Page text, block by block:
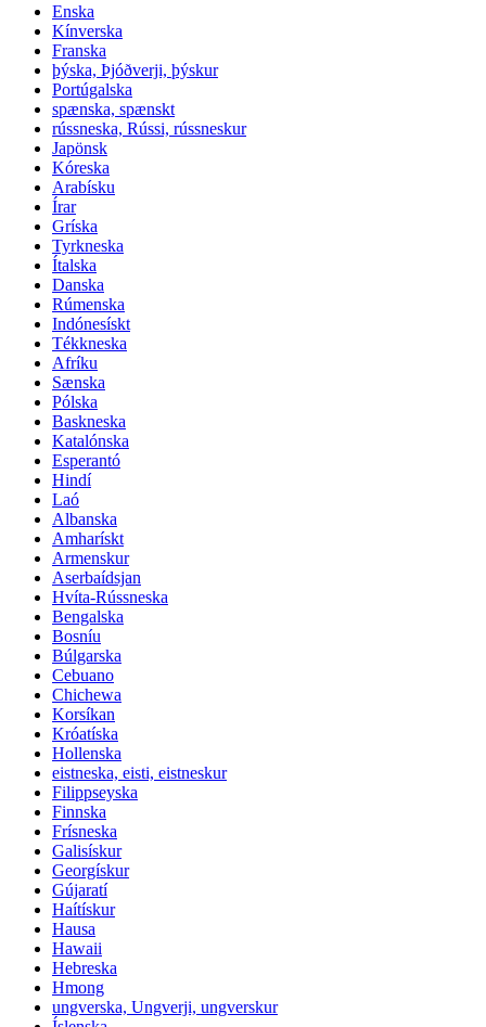
Enska
Kínverska
Franska
þýska, Þjóðverji, þýskur
Portúgalska
spænska, spænskt
rússneska, Rússi, rússneskur
Japönsk
Kóreska
Arabísku
Írar
Gríska
Tyrkneska
Ítalska
Danska
Rúmenska
Indónesískt
Tékkneska
Afríku
Sænska
Pólska
Baskneska
Katalónska
Esperantó
Hindí
Laó
Albanska
Amharískt
Armenskur
Aserbaídsjan
Hvíta-Rússneska
Bengalska
Bosníu
Búlgarska
Cebuano
Chichewa
Korsíkan
Króatíska
Hollenska
eistneska, eisti, eistneskur
Filippseyska
Finnska
Frísneska
Galisískur
Georgískur
Gújaratí
Haítískur
Hausa
Hawaii
Hebreska
Hmong
ungverska, Ungverji, ungverskur